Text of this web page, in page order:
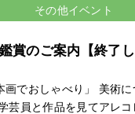
その他イベント
賞のご案内【終了し
画でおしゃべり」 美術
芸員と作品を見てアレ